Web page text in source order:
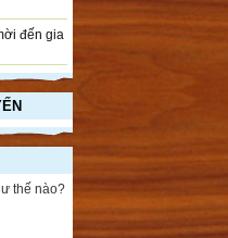
đến gia
thế nào?